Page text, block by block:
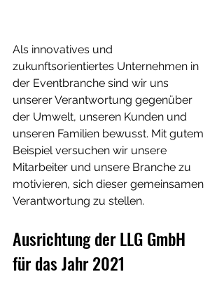
Als innovatives und
zukunftsorientiertes Unternehmen in
der Eventbranche sind wir uns
unserer Verantwortung gegenüber
der Umwelt, unseren Kunden und
unseren Familien bewusst. Mit gutem
Beispiel versuchen wir unsere
Mitarbeiter und unsere Branche zu
motivieren, sich dieser gemeinsamen
Verantwortung zu stellen.
Ausrichtung der LLG GmbH
für das Jahr 2021